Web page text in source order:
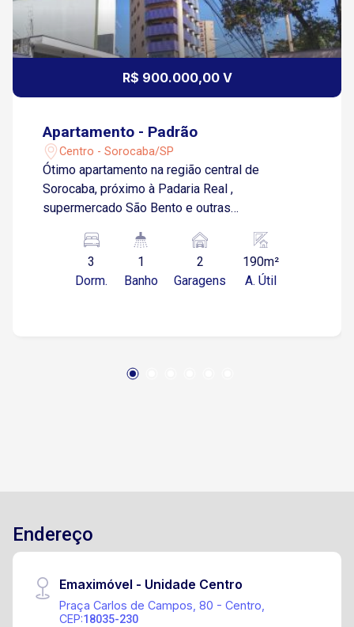
R$ 900.000,00 V
Apartamento - Padrão
Centro - Sorocaba/SP
Ótimo apartamento na região central de
Sorocaba, próximo à Padaria Real ,
supermercado São Bento e outras
estar Sala de jantar Cozinha Dispensa Área de
serviço 2 vagas de garagem cobertas
3
Dorm.
1
Banho
2
Garagens
190m²
A. Útil
Endereço
Emaximóvel - Unidade Centro
Praça Carlos de Campos, 80 - Centro,
CEP:18035-230